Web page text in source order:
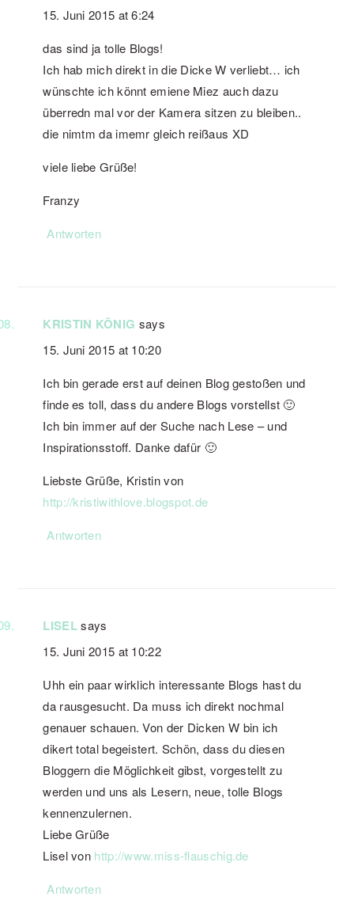
15. Juni 2015 at 6:24
das sind ja tolle Blogs!
Ich hab mich direkt in die Dicke W verliebt… ich
wünschte ich könnt emiene Miez auch dazu
überredn mal vor der Kamera sitzen zu bleiben..
die nimtm da imemr gleich reißaus XD
viele liebe Grüße!
Franzy
Antworten
KRISTIN KÖNIG says
15. Juni 2015 at 10:20
Ich bin gerade erst auf deinen Blog gestoßen und
finde es toll, dass du andere Blogs vorstellst 🙂
Ich bin immer auf der Suche nach Lese – und
Inspirationsstoff. Danke dafür 🙂
Liebste Grüße, Kristin von
http://kristiwithlove.blogspot.de
Antworten
LISEL says
15. Juni 2015 at 10:22
Uhh ein paar wirklich interessante Blogs hast du
da rausgesucht. Da muss ich direkt nochmal
genauer schauen. Von der Dicken W bin ich
dikert total begeistert. Schön, dass du diesen
Bloggern die Möglichkeit gibst, vorgestellt zu
werden und uns als Lesern, neue, tolle Blogs
kennenzulernen.
Liebe Grüße
Lisel von http://www.miss-flauschig.de
Antworten